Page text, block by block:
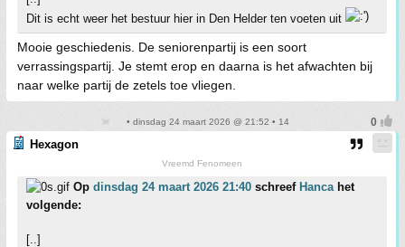
Dit is echt weer het bestuur hier in Den Helder ten voeten uit
Mooie geschiedenis. De seniorenpartij is een soort
verrassingspartij. Je stemt erop en daarna is het afwachten bij
naar welke partij de zetels toe vliegen.
• dinsdag 24 maart 2026 @ 21:52 • 14
Hexagon
Vreemd Fenomeen
Op dinsdag 24 maart 2026 21:40 schreef Hancahet
volgende:
[..]